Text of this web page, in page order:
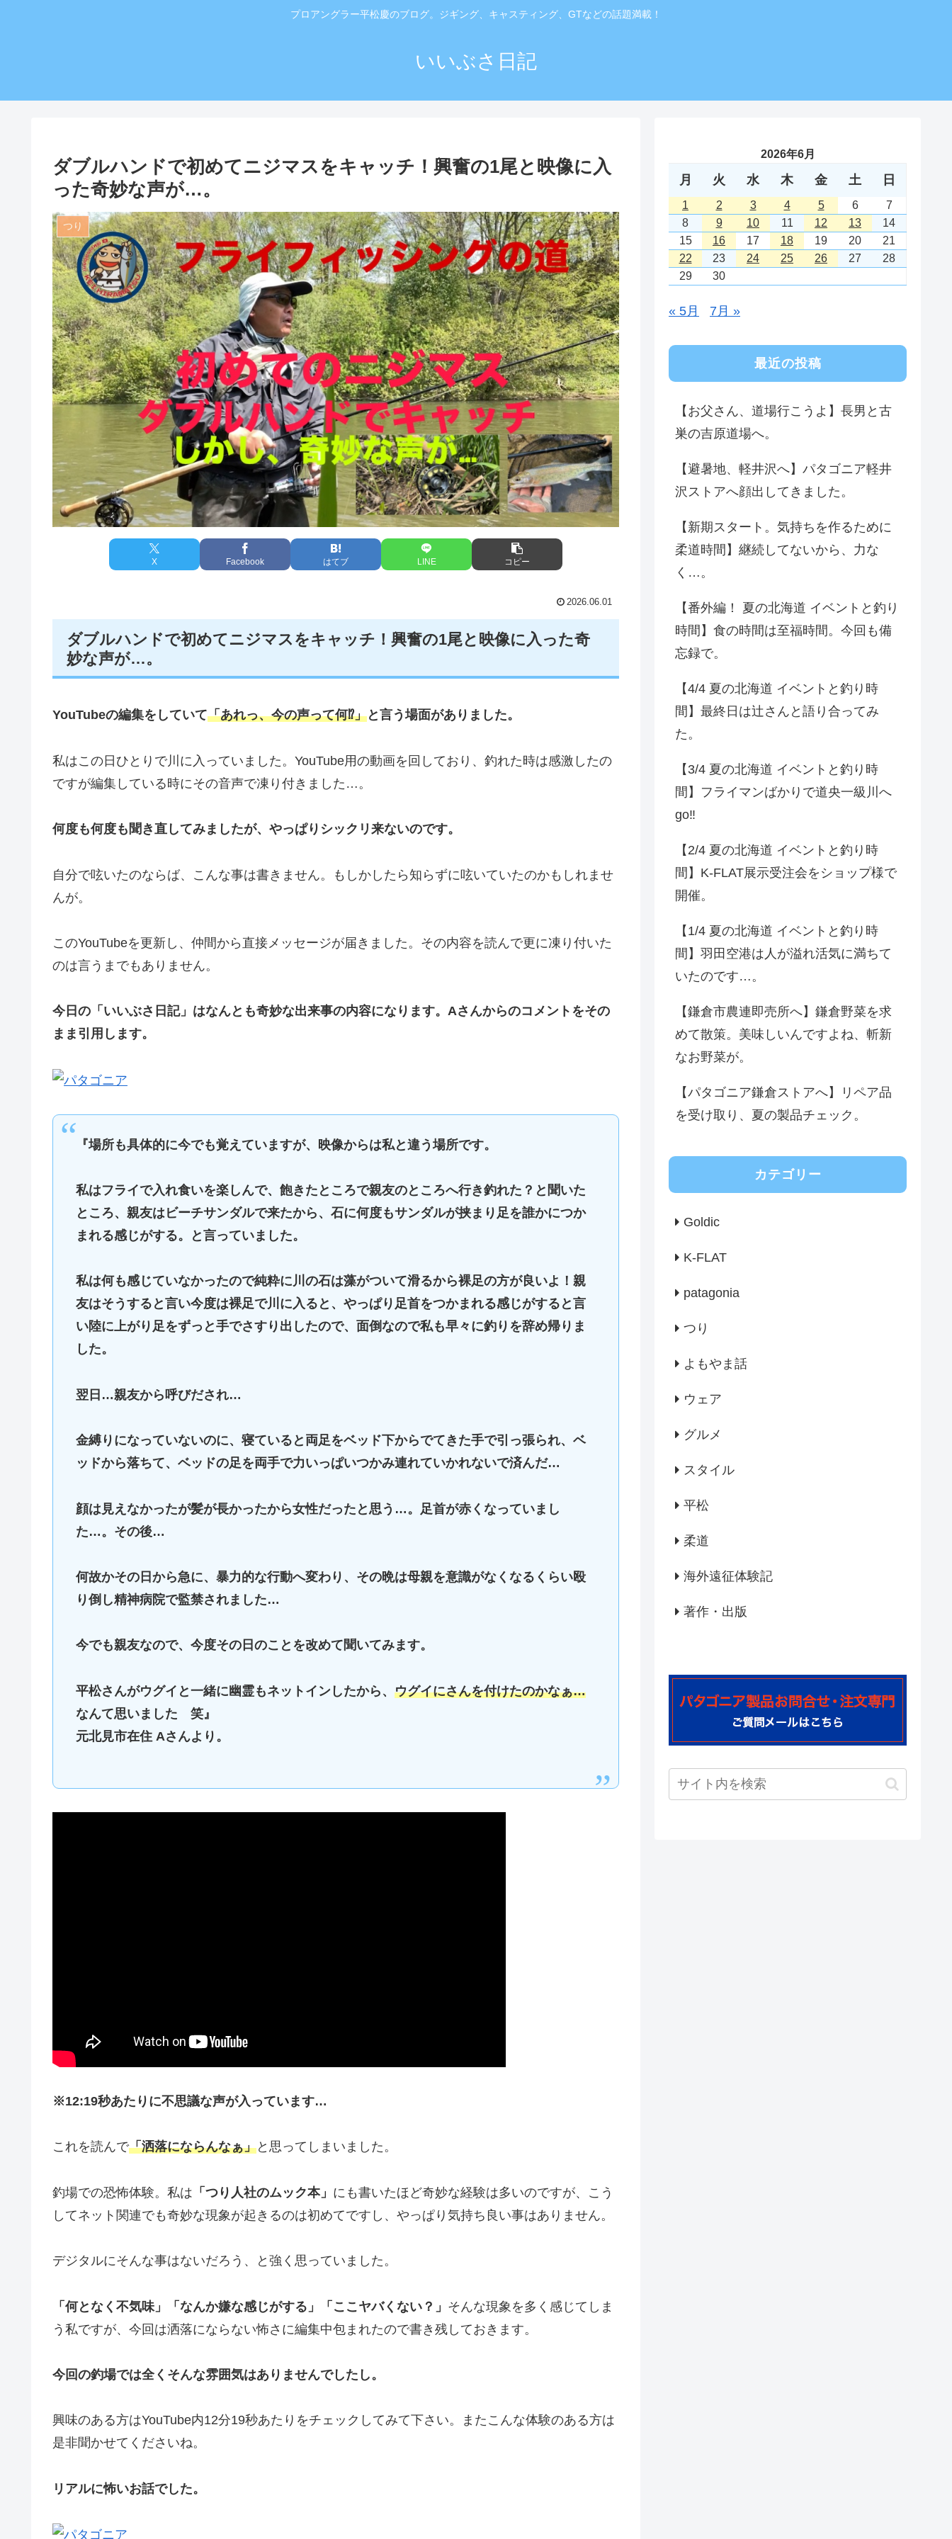
プロアングラー平松慶のブログ。ジギング、キャスティング、GTなどの話題満載！
いいぶさ日記
ダブルハンドで初めてニジマスをキャッチ！興奮の1尾と映像に入
った奇妙な声が…。
つり
X Facebook はてブ LINE コピー
2026.06.01
ダブルハンドで初めてニジマスをキャッチ！興奮の1尾と映像に入った奇
妙な声が…。
YouTubeの編集をしていて「あれっ、今の声って何⁉️」と言う場面がありました。
私はこの日ひとりで川に入っていました。YouTube用の動画を回しており、釣れた時は感激したの
ですが編集している時にその音声で凍り付きました…。
何度も何度も聞き直してみましたが、やっぱりシックリ来ないのです。
自分で呟いたのならば、こんな事は書きません。もしかしたら知らずに呟いていたのかもしれませ
んが。
このYouTubeを更新し、仲間から直接メッセージが届きました。その内容を読んで更に凍り付いた
のは言うまでもありません。
今日の「いいぶさ日記」はなんとも奇妙な出来事の内容になります。Aさんからのコメントをその
まま引用します。
『場所も具体的に今でも覚えていますが、映像からは私と違う場所です。
私はフライで入れ食いを楽しんで、飽きたところで親友のところへ行き釣れた？と聞いた
ところ、親友はビーチサンダルで来たから、石に何度もサンダルが挟まり足を誰かにつか
まれる感じがする。と言っていました。
私は何も感じていなかったので純粋に川の石は藻がついて滑るから裸足の方が良いよ！親
友はそうすると言い今度は裸足で川に入ると、やっぱり足首をつかまれる感じがすると言
い陸に上がり足をずっと手でさすり出したので、面倒なので私も早々に釣りを辞め帰りま
した。
翌日…親友から呼びだされ…
金縛りになっていないのに、寝ていると両足をベッド下からでてきた手で引っ張られ、ベ
ッドから落ちて、ベッドの足を両手で力いっぱいつかみ連れていかれないで済んだ…
顔は見えなかったが髪が長かったから女性だったと思う…。足首が赤くなっていまし
た…。その後…
何故かその日から急に、暴力的な行動へ変わり、その晩は母親を意識がなくなるくらい殴
り倒し精神病院で監禁されました…
今でも親友なので、今度その日のことを改めて聞いてみます。
平松さんがウグイと一緒に幽霊もネットインしたから、ウグイにさんを付けたのかなぁ…
なんて思いました 笑』
元北見市在住 Aさんより。
※12:19秒あたりに不思議な声が入っています…
これを読んで「洒落にならんなぁ」と思ってしまいました。
釣場での恐怖体験。私は 「つり人社のムック本」 にも書いたほど奇妙な経験は多いのですが、こう
してネット関連でも奇妙な現象が起きるのは初めてですし、やっぱり気持ち良い事はありません。
デジタルにそんな事はないだろう、と強く思っていました。
「何となく不気味」「なんか嫌な感じがする」「ここヤバくない？」 そんな現象を多く感じてしま
う私ですが、今回は洒落にならない怖さに編集中包まれたので書き残しておきます。
今回の釣場では全くそんな雰囲気はありませんでしたし。
興味のある方はYouTube内12分19秒あたりをチェックしてみて下さい。またこんな体験のある方は
是非聞かせてくださいね。
リアルに怖いお話でした。
2026年6月
月 火 水 木 金 土 日
1 2 3 4 5 6
7
8
9 10 11 12 13
14
15
16 17 18 19 20
21
22
23 24 25 26 27
28
29
30
« 5月 7月 »
最近の投稿
【お父さん、道場行こうよ】長男と古
巣の吉原道場へ。
【避暑地、軽井沢へ】パタゴニア軽井
沢ストアへ顔出してきました。
【新期スタート。気持ちを作るために
柔道時間】継続してないから、力な
く…。
【番外編！ 夏の北海道 イベントと釣り
時間】食の時間は至福時間。今回も備
忘録で。
【4/4 夏の北海道 イベントと釣り時
間】最終日は辻さんと語り合ってみ
た。
【3/4 夏の北海道 イベントと釣り時
間】フライマンばかりで道央一級川へ
go‼️
【2/4 夏の北海道 イベントと釣り時
間】K-FLAT展示受注会をショップ様で
開催。
【1/4 夏の北海道 イベントと釣り時
間】羽田空港は人が溢れ活気に満ちて
いたのです…。
【鎌倉市農連即売所へ】鎌倉野菜を求
めて散策。美味しいんですよね、斬新
なお野菜が。
【パタゴニア鎌倉ストアへ】リペア品
を受け取り、夏の製品チェック。
カテゴリー
Goldic
K-FLAT
patagonia
つり
よもやま話
ウェア
グルメ
スタイル
平松
柔道
海外遠征体験記
著作・出版